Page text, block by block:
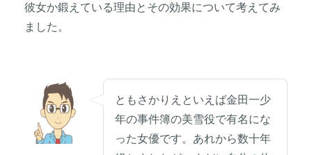
彼女か鍛えている理由とその効果について考えてみ
ました。
ともさかりえといえば金田一少
年の事件簿の美雪役で有名にな
った女優です。あれから数十年